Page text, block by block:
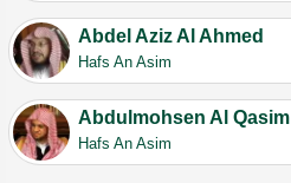
Abdel Aziz Al Ahmed
Hafs An Asim
Abdulmohsen Al Qasim
Hafs An Asim